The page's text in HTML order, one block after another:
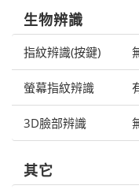
生物辨識
指紋辨識(按鍵)
螢幕指紋辨識
3D臉部辨識
其它